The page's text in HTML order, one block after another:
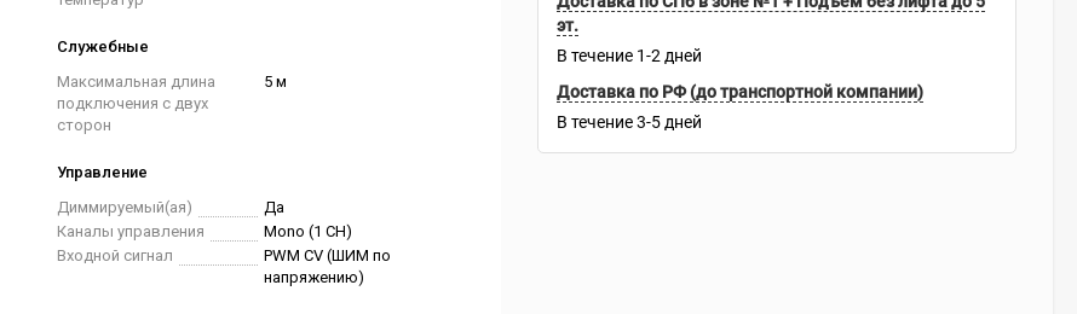
Служебные
Максимальная длина
подключения с двух
сторон
5 м
Управление
Диммируемый(ая)
Да
Каналы управления
Mono (1 CH)
Входной сигнал
PWM СV (ШИМ по
напряжению)
эт.
В течение 1-2 дней
Доставка по РФ (до транспортной компании)
В течение 3-5 дней